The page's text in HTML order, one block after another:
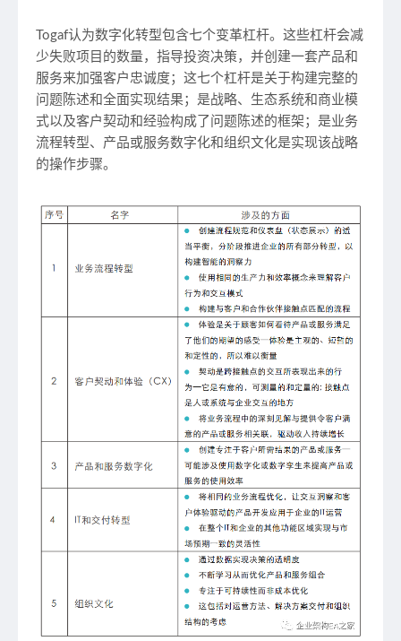
Togaf认为数字化转型包含七个变革杠杆。这些杠杆会减
少失败项目的数量，指导投资决策，并创建一套产品和
服务来加强客户忠诚度；这七个杠杆是关于构建完整的
问题陈述和全面实现结果；是战略、生态系统和商业模
式以及客户契动和经验构成了问题陈述的框架；是业务
流程转型、产品或服务数字化和组织文化是实现该战略
的操作步骤。